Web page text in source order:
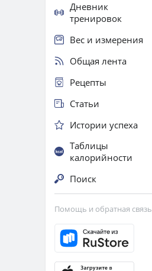
Дневник
тренировок
Вес и измерения
Общая лента
Рецепты
Статьи
Истории успеха
Таблицы
калорийности
Поиск
Помощь и обратная связь